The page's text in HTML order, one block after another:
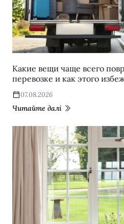
Какие вещи чаще всего
перевозке и как этого
07.08.2026
Читайте далі